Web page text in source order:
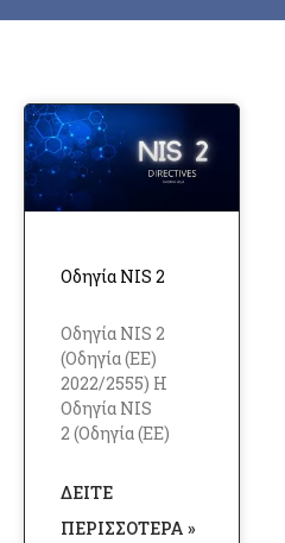
Οδηγία NIS 2
Οδηγία NIS 2
(Οδηγία (ΕΕ)
2022/2555) Η
Οδηγία NIS
2 (Οδηγία (ΕΕ)
ΔΕΊΤΕ
ΠΕΡΙΣΣΌΤΕΡΑ »